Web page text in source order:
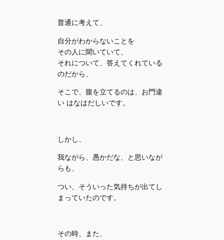
普通に考えて、
自分がわからないことを
その人に聞いていて、
それについて、答えてくれている
のだから、
そこで、腹を立てるのは、お門違
い はなはだしいです。
しかし、
我ながら、愚かだな、と思いなが
らも、
つい、そういった気持ちが出てし
まっていたのです。
その時、また、